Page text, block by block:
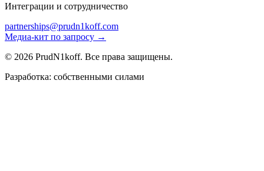
Интеграции и сотрудничество
partnerships@prudn1koff.com
Медиа-кит по запросу →
© 2026 PrudN1koff. Все права защищены.
Разработка: собственными силами